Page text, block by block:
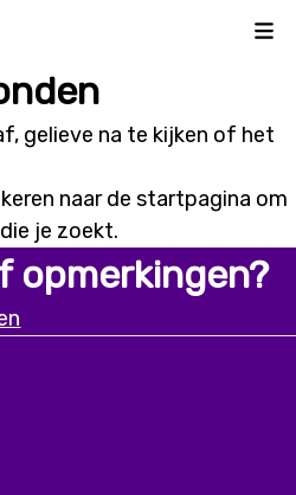
gelieve na te kijken of het
naar de startpagina om
je zoekt.
opmerkingen?